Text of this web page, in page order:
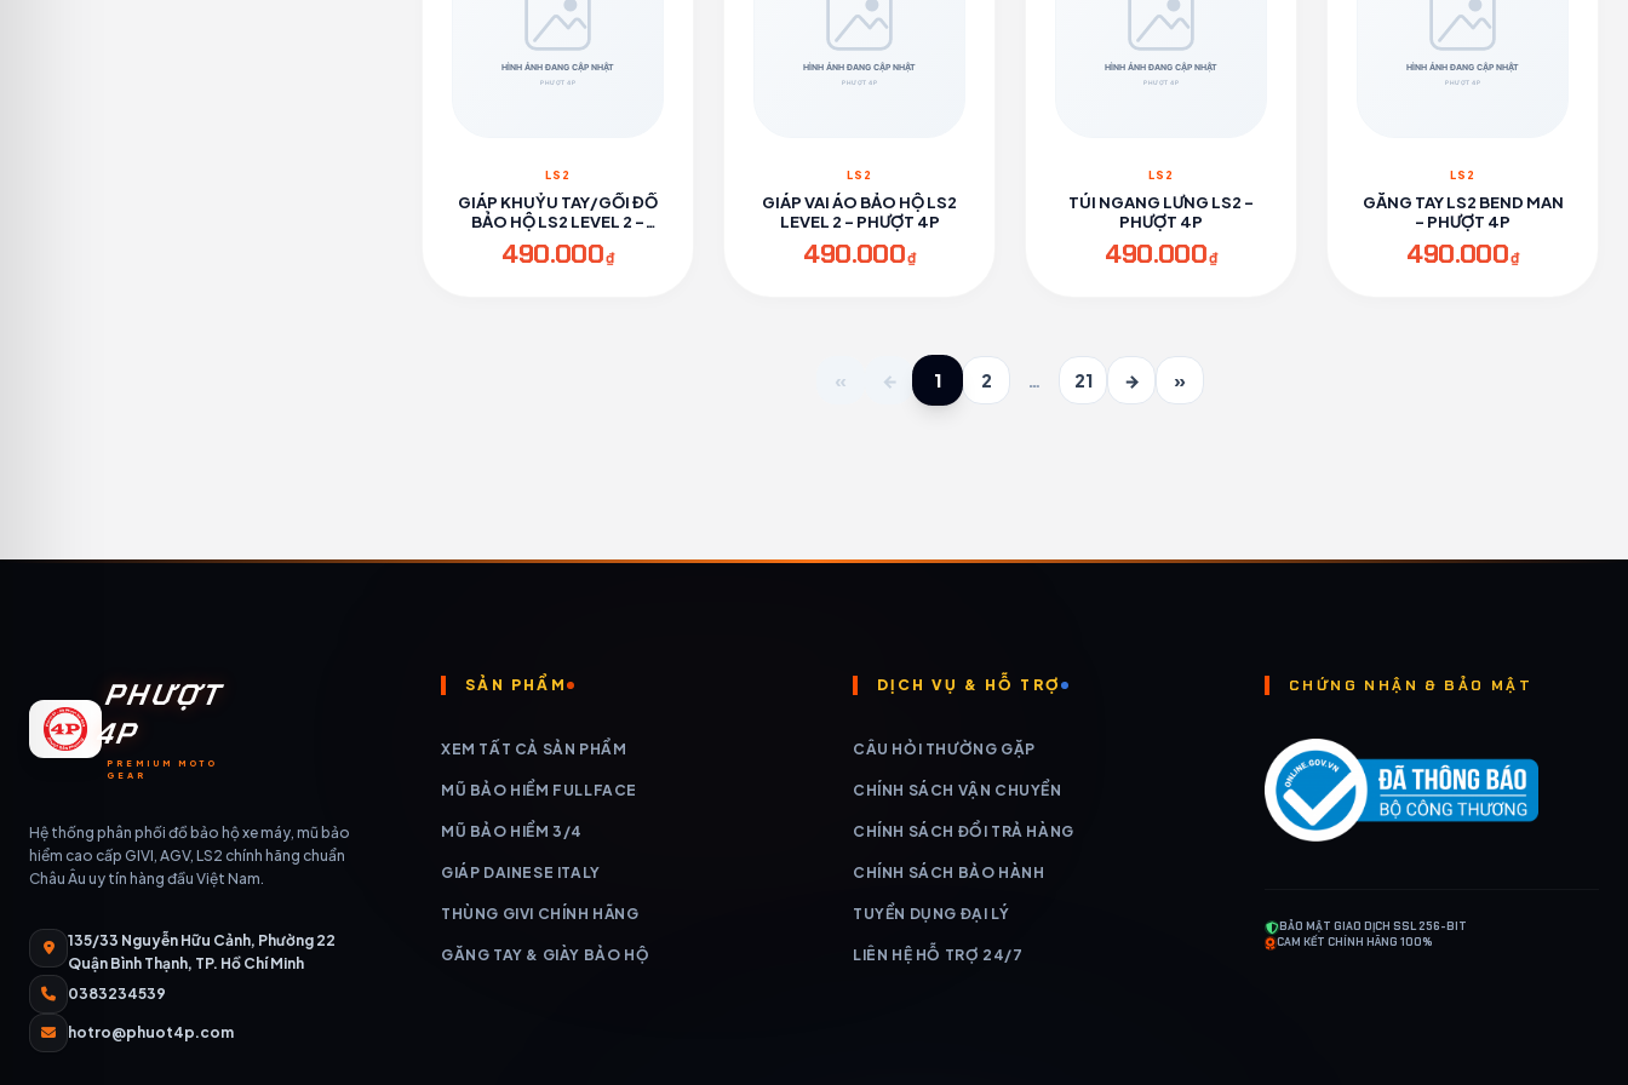
LS2
GIÁP KHUỶU TAY/GỐI ĐỒ
BẢO HỘ LS2 LEVEL 2 -
PHƯỢT 4P
490.000₫
LS2
GIÁP VAI ÁO BẢO HỘ LS2
LEVEL 2 - PHƯỢT 4P
490.000₫
LS2
TÚI NGANG LƯNG LS2 -
PHƯỢT 4P
490.000₫
LS2
GĂNG TAY LS2 BEND MAN
- PHƯỢT 4P
490.000₫
« ← 1 2 … 21 → »
PHƯỢT
4P
PREMIUM MOTO
GEAR
Hệ thống phân phối đồ bảo hộ xe máy, mũ bảo
hiểm cao cấp GIVI, AGV, LS2 chính hãng chuẩn
Châu Âu uy tín hàng đầu Việt Nam.
135/33 Nguyễn Hữu Cảnh, Phường 22
Quận Bình Thạnh, TP. Hồ Chí Minh
0383234539
hotro@phuot4p.com
SẢN PHẨM
XEM TẤT CẢ SẢN PHẨM
MŨ BẢO HIỂM FULLFACE
MŨ BẢO HIỂM 3/4
GIÁP DAINESE ITALY
THÙNG GIVI CHÍNH HÃNG
GĂNG TAY & GIÀY BẢO HỘ
DỊCH VỤ & HỖ TRỢ
CÂU HỎI THƯỜNG GẶP
CHÍNH SÁCH VẬN CHUYỂN
CHÍNH SÁCH ĐỔI TRẢ HÀNG
CHÍNH SÁCH BẢO HÀNH
TUYỂN DỤNG ĐẠI LÝ
LIÊN HỆ HỖ TRỢ 24/7
CHỨNG NHẬN & BẢO MẬT
BẢO MẬT GIAO DỊCH SSL 256-BIT
CAM KẾT CHÍNH HÃNG 100%